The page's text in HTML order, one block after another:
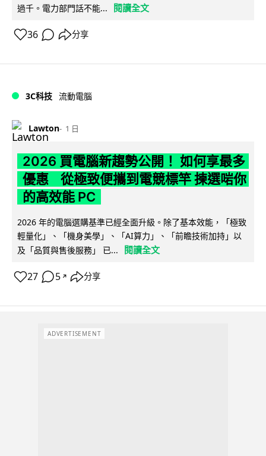
過千。電力部門話不能...
閱讀全文
36 分享
3C科技 流動電腦
Lawton 1 日
2026 買電腦新趨勢公開！ 如何享最多
優惠 從極致便攜到電競標竿 揀選啱你
的高效能 PC
2026 年的電腦選購基準已經全面升級。除了基本效能，「極致
輕量化」、「機身美學」、「AI算力」、「前瞻技術加持」以
及「品質與售後服務」 已...
閱讀全文
27 5 ↗ 分享
ADVERTISEMENT